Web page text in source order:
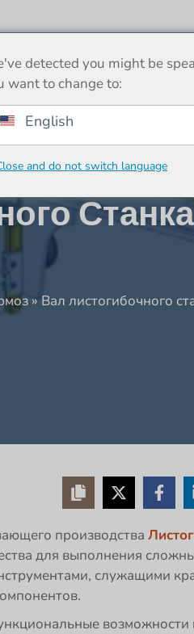
»Вал листогибочного
производства
для выполнения
служащими
detected you might be
want to change to:
English
and do not switch language